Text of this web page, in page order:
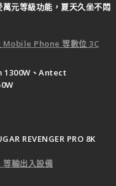
元等級功能，夏天久坐不悶
Phone 等數位 3C
1300W、Antect
REVENGER PRO 8K
輸出入設備